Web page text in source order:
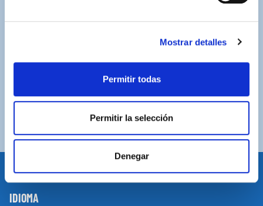
Mostrar detalles
Permitir todas
Permitir la selección
Denegar
Contacta con nosotros para solucionar cualquier duda.
Por compras superiores a 100€ (España peninsular)
IDIOMA